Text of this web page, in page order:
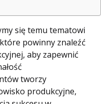
się temu tematowi
powinny znaleźć
aby zapewnić
tworzy
produkcyjne,